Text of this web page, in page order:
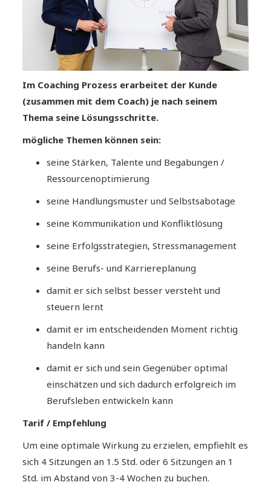
Im Coaching Prozess erarbeitet der Kunde
(zusammen mit dem Coach) je nach seinem
Thema seine Lösungsschritte.
mögliche Themen können sein:
seine Stärken, Talente und Begabungen /
Ressourcenoptimierung
seine Handlungsmuster und Selbstsabotage
seine Kommunikation und Konfliktlösung
seine Erfolgsstrategien, Stressmanagement
seine Berufs- und Karriereplanung
damit er sich selbst besser versteht und
steuern lernt
damit er im entscheidenden Moment richtig
handeln kann
damit er sich und sein Gegenüber optimal
einschätzen und sich dadurch erfolgreich im
Berufsleben entwickeln kann
Tarif / Empfehlung
Um eine optimale Wirkung zu erzielen, empfiehlt es
sich 4 Sitzungen an 1.5 Std. oder 6 Sitzungen an 1
Std. im Abstand von 3-4 Wochen zu buchen.